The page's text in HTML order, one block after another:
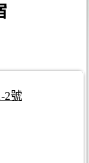
2號